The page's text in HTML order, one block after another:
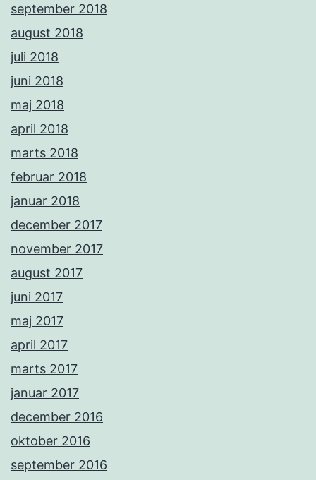
september 2018
august 2018
juli 2018
juni 2018
maj 2018
april 2018
marts 2018
februar 2018
januar 2018
december 2017
november 2017
august 2017
juni 2017
maj 2017
april 2017
marts 2017
januar 2017
december 2016
oktober 2016
september 2016